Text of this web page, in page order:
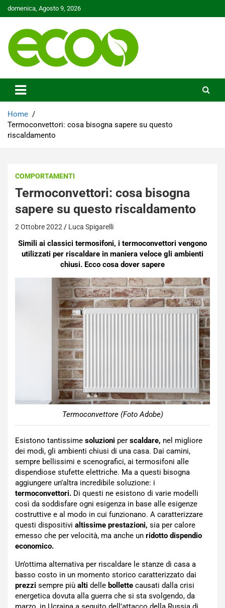
Skip
to
domenica, Agosto 9, 2026
Ecoo.it
Home
Termoconvettori: cosa bisogna sapere su questo
riscaldamento
COMPORTAMENTI
Termoconvettori: cosa bisogna
sapere su questo riscaldamento
2 Ottobre 2022 Luca Spigarelli
Simili ai classici termosifoni, i termoconvettori vengono
utilizzati per riscaldare in maniera veloce gli ambienti
chiusi. Ecco cosa dover sapere
Termoconvettore (Foto Adobe)
Esistono tantissime soluzioni per scaldare, nel migliore
dei modi, gli ambienti chiusi di una casa. Dai camini,
sempre bellissimi e scenografici, ai termosifoni alle
dispendiose stufette elettriche. Ma a questi bisogna
aggiungere un’altra incredibile soluzione: i
termoconvettori. Di questi ne esistono di varie modelli
così da soddisfare ogni esigenza in base alle esigenze
costruttive e al modo in cui funzionano. A caratterizzare
questi dispositivi altissime prestazioni, sia per calore
emesso che per velocità, ma anche un ridotto dispendio
economico.
Un’ottima alternativa per riscaldare le stanze di casa a
basso costo in un momento storico caratterizzato dai
prezzi sempre più alti delle bollette causati dalla crisi
energetica dovuta alla guerra che si sta svolgendo, da